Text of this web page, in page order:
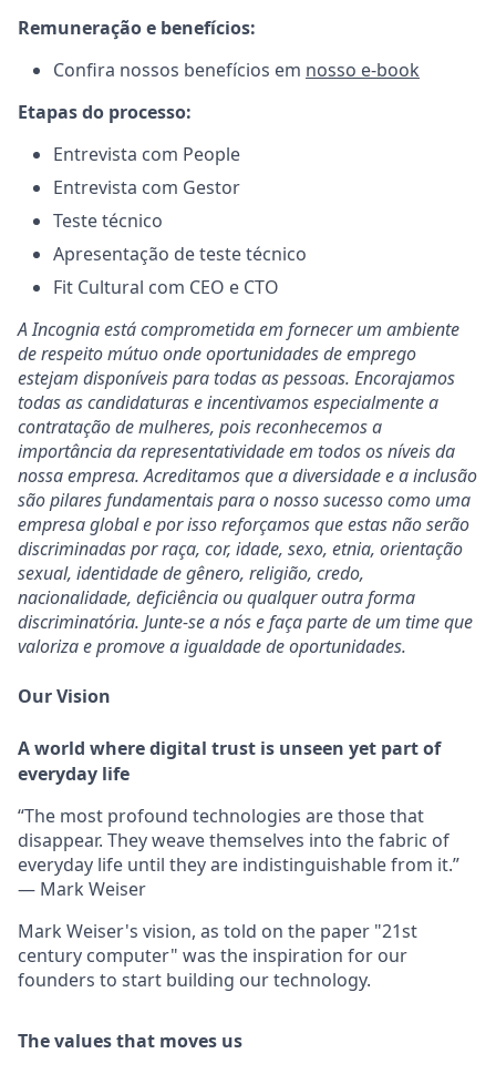
Remuneração e benefícios:
Confira nossos benefícios em nosso e-book
Etapas do processo:
Entrevista com People
Entrevista com Gestor
Teste técnico
Apresentação de teste técnico
Fit Cultural com CEO e CTO
A Incognia está comprometida em fornecer um ambiente
de respeito mútuo onde oportunidades de emprego
estejam disponíveis para todas as pessoas. Encorajamos
todas as candidaturas e incentivamos especialmente a
contratação de mulheres, pois reconhecemos a
importância da representatividade em todos os níveis da
nossa empresa. Acreditamos que a diversidade e a inclusão
são pilares fundamentais para o nosso sucesso como uma
empresa global e por isso reforçamos que estas não serão
discriminadas por raça, cor, idade, sexo, etnia, orientação
sexual, identidade de gênero, religião, credo,
nacionalidade, deficiência ou qualquer outra forma
discriminatória. Junte-se a nós e faça parte de um time que
valoriza e promove a igualdade de oportunidades.
Our Vision
A world where digital trust is unseen yet part of
everyday life
“The most profound technologies are those that
disappear. They weave themselves into the fabric of
everyday life until they are indistinguishable from it.”
— Mark Weiser
Mark Weiser's vision, as told on the paper "21st
century computer" was the inspiration for our
founders to start building our technology.
The values that moves us